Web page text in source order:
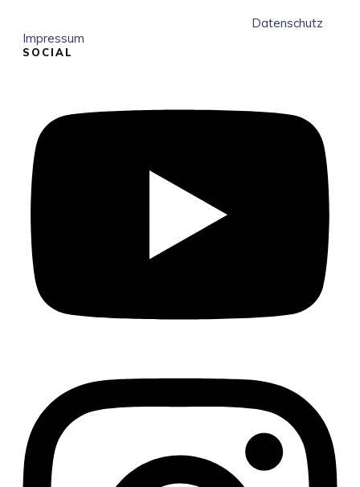
Datenschutz
Impressum
SOCIAL